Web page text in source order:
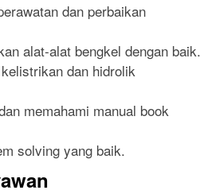
dan perbaikan
alat-alat bengkel dengan baik.
dan hidrolik
memahami manual book
solving yang baik.